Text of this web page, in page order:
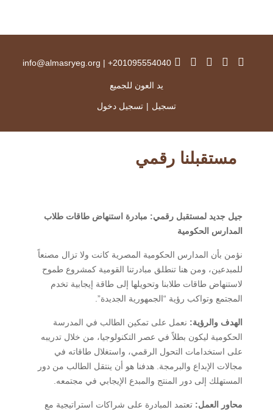
201095554040+
|
info@almasryeg.org
يد العون للجميع
تسجيل | تسجيل دخول
مستقبلنا رقمي
جيل جديد لمستقبل رقمي: مبادرة استنهاض طاقات طلاب
المدارس الحكومية
نؤمن بأن المدارس الحكومية المصرية كانت ولا تزال مصنعاً
للمبدعين، ومن هنا تنطلق مبادرتنا القومية كمشروع طموح
لاستنهاض طاقات طلابنا وتحويلها إلى طاقة إيجابية تخدم
المجتمع وتواكب رؤية “الجمهورية الجديدة”.
الهدف والرؤية: نعمل على تمكين الطالب في المدرسة
الحكومية ليكون بطلاً في عصر التكنولوجيا، من خلال تدريبه
على استخدامات التحول الرقمي، واستغلال طاقاته في
مجالات الإبداع والبرمجة. هدفنا هو أن ينتقل الطالب من دور
المستهلك إلى دور المنتج والمبدع الإيجابي في مجتمعه.
محاور العمل: تعتمد المبادرة على شراكات استراتيجية مع